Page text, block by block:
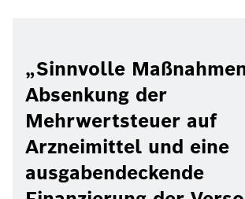
Sinnvolle
Absenkung der
Mehrwertsteuer auf
Arzneimittel und eine
ausgabendeckende